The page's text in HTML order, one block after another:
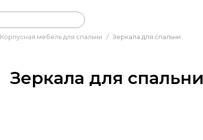
Корпусная мебель для спальни / Зеркала для спальни
Зеркала для спальни